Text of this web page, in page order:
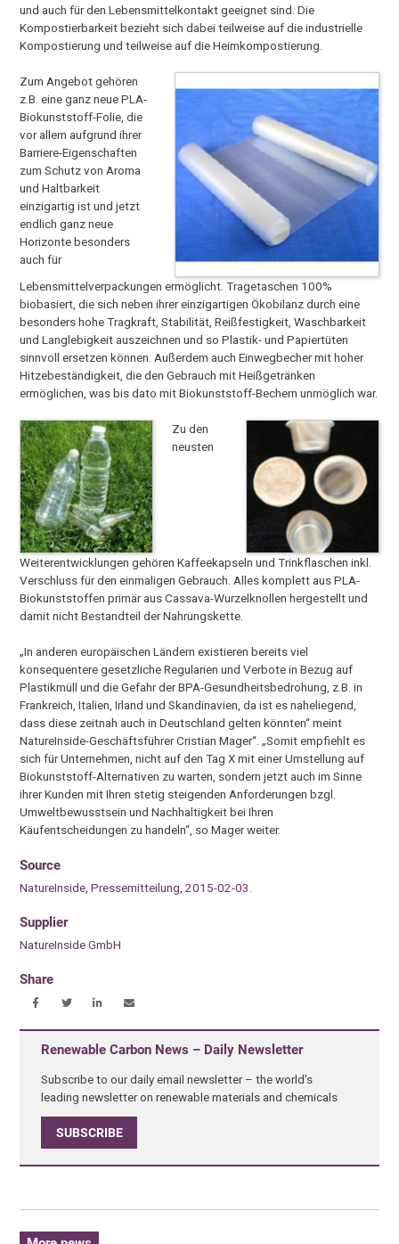
und auch für den Lebensmittelkontakt geeignet sind. Die
Kompostierbarkeit bezieht sich dabei teilweise auf die industrielle
Kompostierung und teilweise auf die Heimkompostierung.
Zum Angebot gehören
z.B. eine ganz neue PLA-
Biokunststoff-Folie, die
vor allem aufgrund ihrer
Barriere-Eigenschaften
zum Schutz von Aroma
und Haltbarkeit
einzigartig ist und jetzt
endlich ganz neue
Horizonte besonders
auch für
Lebensmittelverpackungen ermöglicht. Tragetaschen 100%
biobasiert, die sich neben ihrer einzigartigen Ökobilanz durch eine
besonders hohe Tragkraft, Stabilität, Reißfestigkeit, Waschbarkeit
und Langlebigkeit auszeichnen und so Plastik- und Papiertüten
sinnvoll ersetzen können. Außerdem auch Einwegbecher mit hoher
Hitzebeständigkeit, die den Gebrauch mit Heißgetränken
ermöglichen, was bis dato mit Biokunststoff-Bechern unmöglich war.
Zu den
neusten
Weiterentwicklungen gehören Kaffeekapseln und Trinkflaschen inkl.
Verschluss für den einmaligen Gebrauch. Alles komplett aus PLA-
Biokunststoffen primär aus Cassava-Wurzelknollen hergestellt und
damit nicht Bestandteil der Nahrungskette.
„In anderen europäischen Ländern existieren bereits viel
konsequentere gesetzliche Regularien und Verbote in Bezug auf
Plastikmüll und die Gefahr der BPA-Gesundheitsbedrohung, z.B. in
Frankreich, Italien, Irland und Skandinavien, da ist es naheliegend,
dass diese zeitnah auch in Deutschland gelten könnten“ meint
NatureInside-Geschäftsführer Cristian Mager“. „Somit empfiehlt es
sich für Unternehmen, nicht auf den Tag X mit einer Umstellung auf
Biokunststoff-Alternativen zu warten, sondern jetzt auch im Sinne
ihrer Kunden mit Ihren stetig steigenden Anforderungen bzgl.
Umweltbewusstsein und Nachhaltigkeit bei Ihren
Käufentscheidungen zu handeln“, so Mager weiter.
Source
NatureInside, Pressemitteilung, 2015-02-03.
Supplier
NatureInside GmbH
Share
Renewable Carbon News – Daily Newsletter
Subscribe to our daily email newsletter – the world's
leading newsletter on renewable materials and chemicals
SUBSCRIBE